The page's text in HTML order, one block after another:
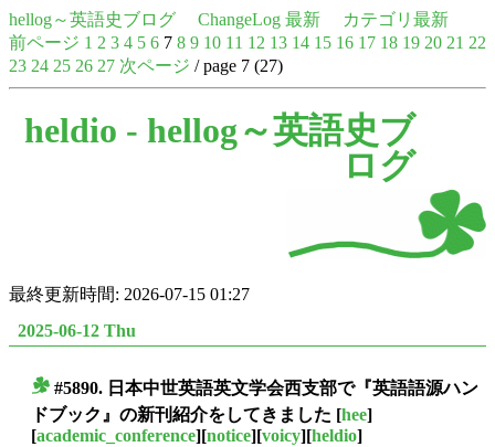
hellog～英語史ブログ ChangeLog 最新
カテゴリ最新
前ページ 1 2 3 4 5 6 7 8 9 10 11 12 13 14 15 16 17 18 19 20 21 22
23 24 25 26 27 次ページ / page 7 (27)
heldio - hellog～英語史ブ
ログ
最終更新時間: 2026-07-15 01:27
2025-06-12 Thu
#5890. 日本中世英語英文学会西支部で『英語語源ハン
ドブック』の新刊紹介をしてきました [hee]
[academic_conference][notice][voicy][heldio]